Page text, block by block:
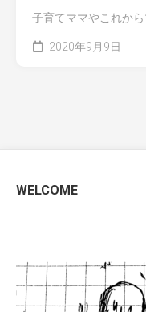
子育てママやこれから
2020年9月9日
WELCOME